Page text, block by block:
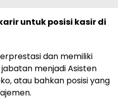
untuk posisi kasir di
dan memiliki
menjadi Asisten
atau bahkan posisi yang